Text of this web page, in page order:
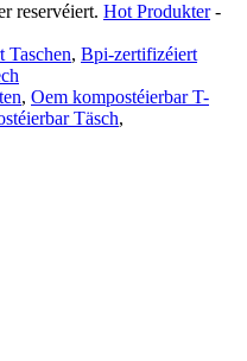
reservéiert. Hot Produkter-
Taschen, Bpi-zertifizéiert
, Oem kompostéierbar T-
Täsch,